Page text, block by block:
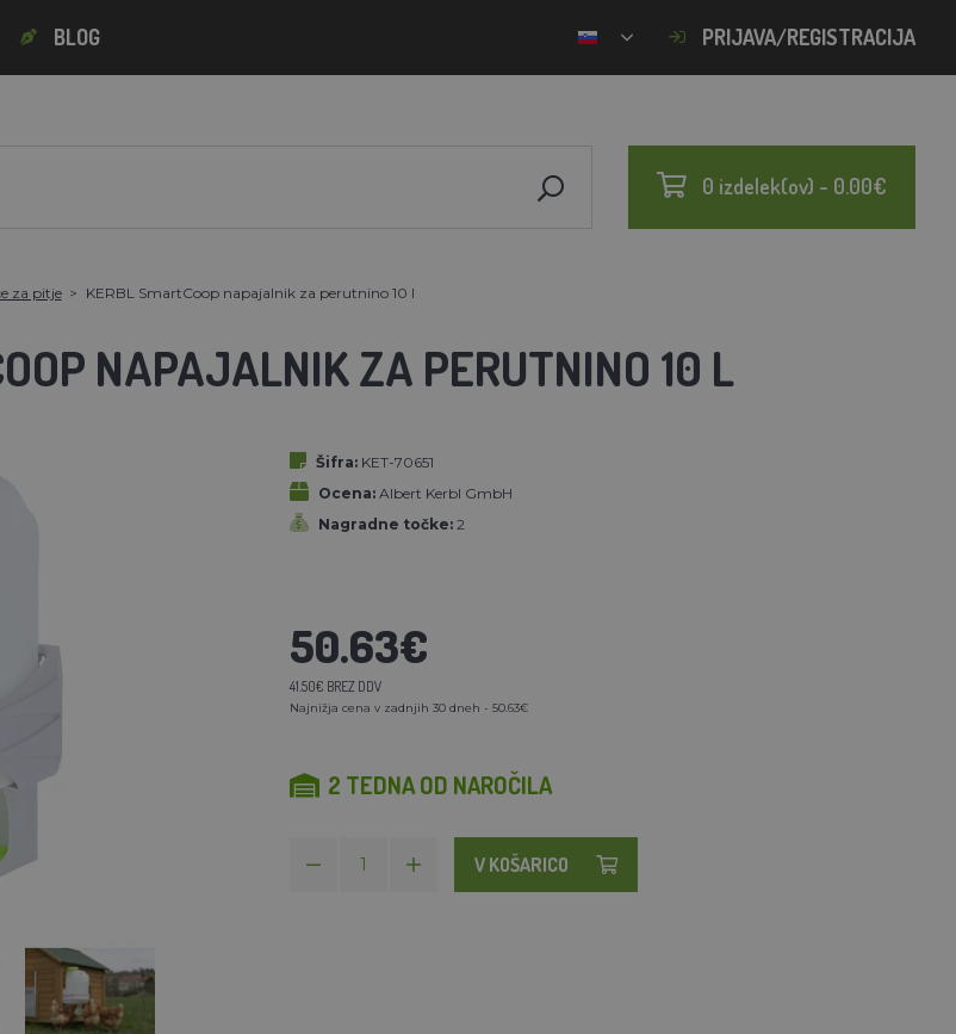
BLOG PRIJAVA/REGISTRACIJA
0 izdelek(ov) - 0.00€
za pitje KERBL SmartCoop napajalnik za perutnino 10 l
NAPAJALNIK ZA PERUTNINO 10 L
Šifra: KET-70651
Ocena: Albert Kerbl GmbH
Nagradne točke: 2
50.63€
41.50€ BREZ DDV
Najnižja cena v zadnjih 30 dneh - 50.63€
2 TEDNA OD NAROČILA
V KOŠARICO